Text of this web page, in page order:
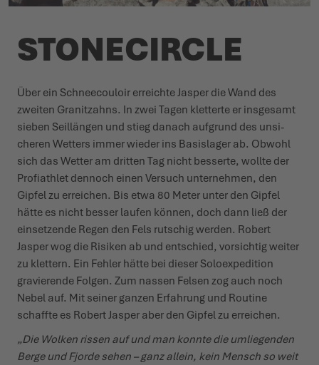
STONE­CIRCLE
Über ein Schnee­couloir erreichte Jasper die Wand des
zweiten Granitzahns. In zwei Tagen kletterte er insgesamt
sieben Seil­längen und stieg danach aufgrund des unsi­
cheren Wetters immer wieder ins Basislager ab. Obwohl
sich das Wetter am dritten Tag nicht besserte, wollte der
Profi­athlet dennoch einen Versuch unter­nehmen, den
Gipfel zu erreichen. Bis etwa 80 Meter unter den Gipfel
hätte es nicht besser laufen können, doch dann ließ der
einsetzende Regen den Fels rutschig werden. Robert
Jasper wog die Risiken ab und entschied, vorsichtig weiter
zu klettern. Ein Fehler hätte bei dieser Solo­ex­pedition
gravierende Folgen. Zum nassen Felsen zog auch noch
Nebel auf. Mit seiner ganzen Erfahrung und Routine
schaffte es Robert Jasper aber den Gipfel zu erreichen.
„Die Wolken rissen auf und man konnte die umlie­genden
Berge und Fjorde sehen – ganz allein, kein Mensch so weit